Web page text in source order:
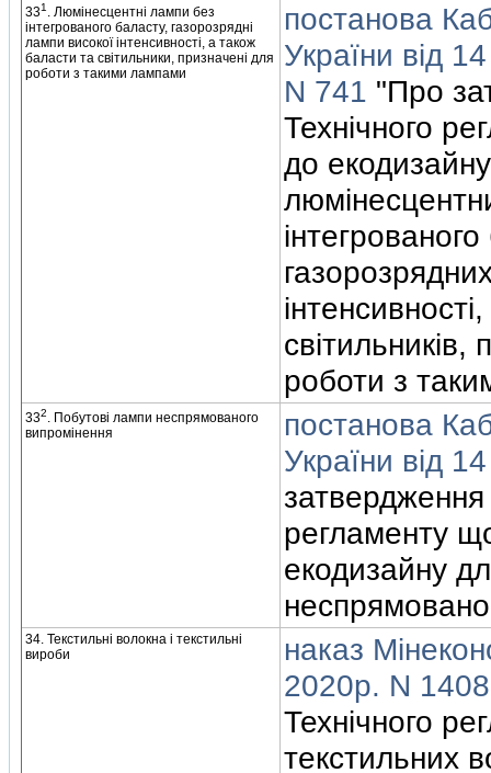
331 . Люмiнесцентнi лампи без
iнтегрованого баласту, газорозряднi
лампи високої iнтенсивностi, а також
баласти та свiтильники, призначенi для
роботи з такими лампами
постанова
України вiд
N 741 "Про
Технiчного
до
iнтегрованого
свiтильникiв,
роботи з
332. Побутовi лампи неспрямованого
випромiнення
постанова
України вiд
затвердження
регламенту
екодизайну
34. Текстильнi волокна i текстильнi
вироби
наказ
2020р. N 1408
Технiчного
текстильних